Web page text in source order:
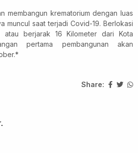
membangun krematorium dengan luas
muncul saat terjadi Covid-19. Berlokasi
berjarak 16 Kilometer dari Kota
pertama pembangunan akan
Share: